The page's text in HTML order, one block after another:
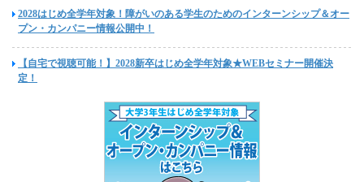
2028はじめ全学年対象！障がいのある学生のためのインターンシップ＆オー
プン・カンパニー情報公開中！
【自宅で視聴可能！】2028新卒はじめ全学年対象★WEBセミナー開催決
定！